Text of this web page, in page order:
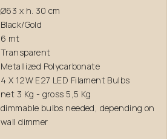
Ø63 x h. 30 cm
Black/Gold
6 mt
Transparent
Metallized Polycarbonate
4 X 12W E27 LED Filament Bulbs
net 3 Kg - gross 5,5 Kg
dimmable bulbs needed, depending on
wall dimmer